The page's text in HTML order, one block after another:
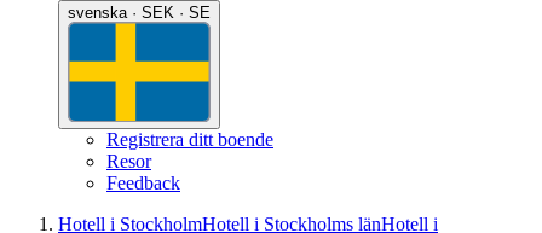
svenska · SEK · SE
Registrera ditt boende
Resor
Feedback
Hotell i StockholmHotell i Stockholms länHotell i